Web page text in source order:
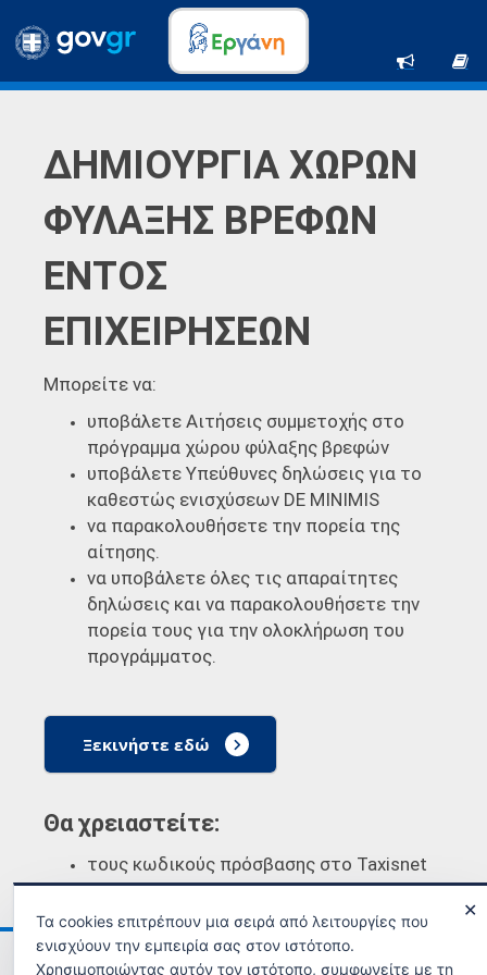
ΔΗΜΙΟΥΡΓΙΑ ΧΩΡΩΝ
ΦΥΛΑΞΗΣ ΒΡΕΦΩΝ
ΕΝΤΟΣ
ΕΠΙΧΕΙΡΗΣΕΩΝ
Μπορείτε να:
υποβάλετε Αιτήσεις συμμετοχής στο
πρόγραμμα χώρου φύλαξης βρεφών
υποβάλετε Υπεύθυνες δηλώσεις για το
καθεστώς ενισχύσεων DE MINIMIS
να παρακολουθήσετε την πορεία της
αίτησης.
να υποβάλετε όλες τις απαραίτητες
δηλώσεις και να παρακολουθήσετε την
πορεία τους για την ολοκλήρωση του
προγράμματος.
Ξεκινήστε εδώ
Θα χρειαστείτε:
τους κωδικούς πρόσβασης στο Taxisnet
Ανακοινώσεις Όροι χρήσης
✕
Τα cookies επιτρέπουν μια σειρά από λειτουργίες που
ενισχύουν την εμπειρία σας στον ιστότοπο.
Χρησιμοποιώντας αυτόν τον ιστότοπο, συμφωνείτε με τη